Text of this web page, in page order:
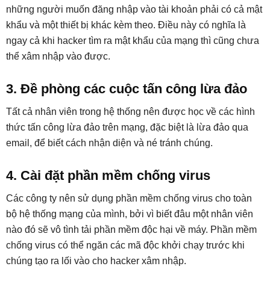
những người muốn đăng nhập vào tài khoản phải có cả mật
khẩu và một thiết bị khác kèm theo. Điều này có nghĩa là
ngay cả khi hacker tìm ra mật khẩu của mạng thì cũng chưa
thể xâm nhập vào được.
3. Đề phòng các cuộc tấn công lừa đảo
Tất cả nhân viên trong hệ thống nên được học về các hình
thức tấn công lừa đảo trên mạng, đặc biệt là lừa đảo qua
email, để biết cách nhận diện và né tránh chúng.
4. Cài đặt phần mềm chống virus
Các công ty nên sử dụng phần mềm chống virus cho toàn
bộ hệ thống mạng của mình, bởi vì biết đâu một nhân viên
nào đó sẽ vô tình tải phần mềm độc hại về máy. Phần mềm
chống virus có thể ngăn các mã độc khởi chạy trước khi
chúng tạo ra lối vào cho hacker xâm nhập.